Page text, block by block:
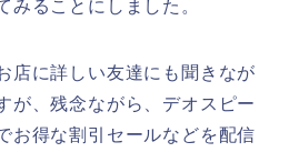
みることにしました。
店に詳しい友達にも聞きなが
が、残念ながら、デオスピー
お得な割引セールなどを配信